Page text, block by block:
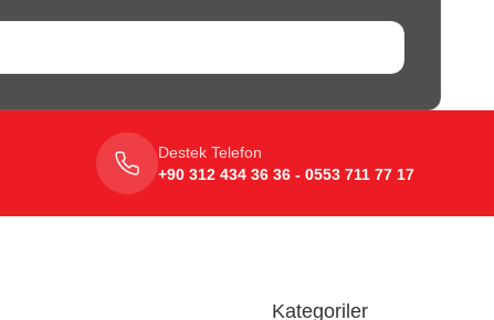
Destek Telefon
+90 312 434 36 36 - 0553 711 77 17
Kategoriler